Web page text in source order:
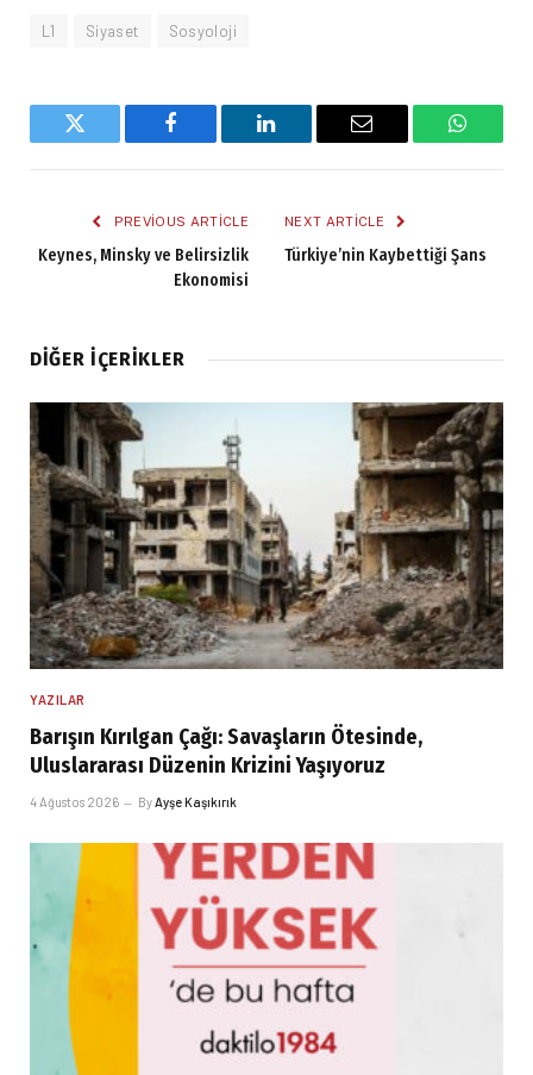
L1 Siyaset Sosyoloji
Twitter Facebook LinkedIn Email
PREVIOUS ARTICLE
Keynes, Minsky ve Belirsizlik
Ekonomisi
NEXT ARTICLE
Türkiye’nin Kaybettiği Şans
DIĞER İÇERIKLER
YAZILAR
Barışın Kırılgan Çağı: Savaşların Ötesinde,
Uluslararası Düzenin Krizini Yaşıyoruz
4 Ağustos 2026 ByAyşe Kaşıkırık